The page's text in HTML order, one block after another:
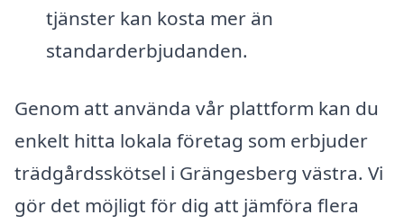
tjänster kan kosta mer än
standarderbjudanden.
Genom att använda vår plattform kan du
enkelt hitta lokala företag som erbjuder
trädgårdsskötsel i Grängesberg västra. Vi
gör det möjligt för dig att jämföra flera